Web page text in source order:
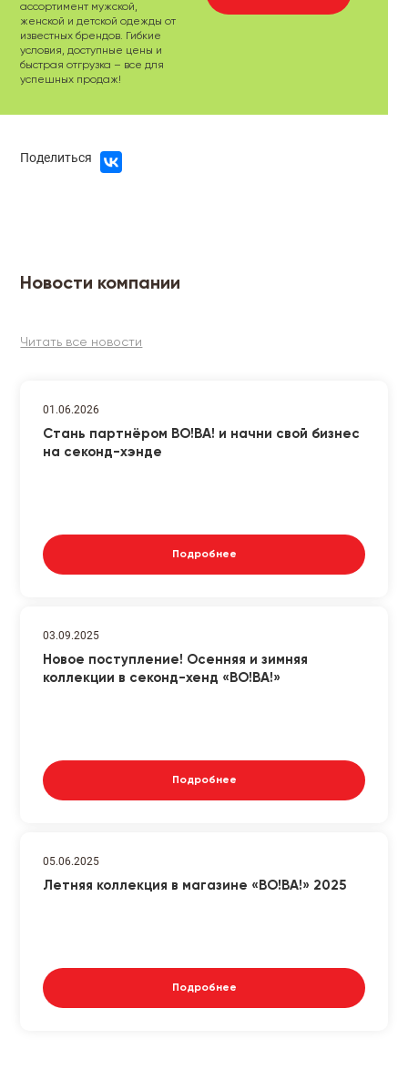
ассортимент мужской,
женской и детской одежды от
известных брендов. Гибкие
условия, доступные цены и
быстрая отгрузка – все для
успешных продаж!
Поделиться
Новости компании
Читать все новости
01.06.2026
Стань партнёром ВО!ВА! и начни свой бизнес
на секонд-хэнде
Подробнее
03.09.2025
Новое поступление! Осенняя и зимняя
коллекции в секонд-хенд «ВО!ВА!»
Подробнее
05.06.2025
Летняя коллекция в магазине «ВО!ВА!» 2025
Подробнее